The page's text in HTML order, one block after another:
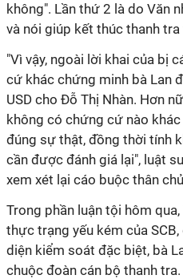
không". Lần thứ 2 là do Văn
và nói giúp kết thúc thanh tra
"Vì vậy, ngoài lời khai của bị
cứ khác chứng minh bà Lan
USD cho Đỗ Thị Nhàn. Hơn
không có chứng cứ nào
đúng sự thật, đồng thời tính
cần được đánh giá lại", luật
xem xét lại cáo buộc thân
Trong phần luận tội hôm
thực trạng yếu kém của
diện kiểm soát đặc biệt, bà
chuộc đoàn cán bộ thanh